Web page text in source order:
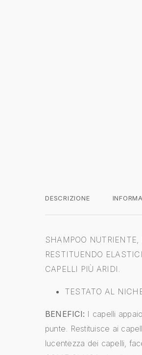
DESCRIZIONE
SHAMPOO NUTRIENTE,
RESTITUENDO
CAPELLI PIÙ ARIDI.
TESTATO AL
BENEFICI: I capelli
punte. Restituisce ai
lucentezza dei capelli,